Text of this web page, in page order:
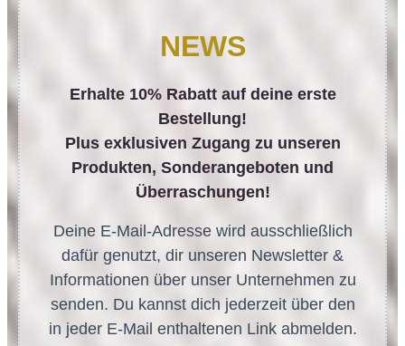
NEWS
Erhalte 10% Rabatt auf deine erste
Bestellung!
Plus exklusiven Zugang zu unseren
Produkten, Sonderangeboten und
Überraschungen!
Deine E-Mail-Adresse wird ausschließlich
dafür genutzt, dir unseren Newsletter &
Informationen über unser Unternehmen zu
senden. Du kannst dich jederzeit über den
in jeder E-Mail enthaltenen Link abmelden.